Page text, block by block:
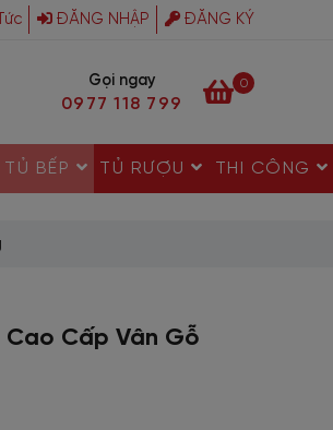
ĐĂNG NHẬP ĐĂNG KÝ
Gọi ngay
0977 118 799
0
TỦ BẾP TỦ RƯỢU THI CÔNG
Cao Cấp Vân Gỗ